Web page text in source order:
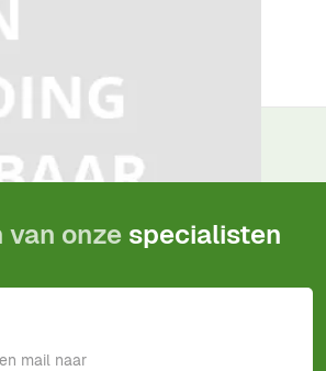
Inclusiefproductgarantie
van onze specialisten
mail naar